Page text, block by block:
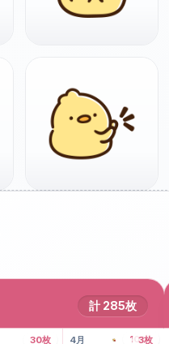
計 285枚
4月 8枚
6枚 101枚
30枚 3枚